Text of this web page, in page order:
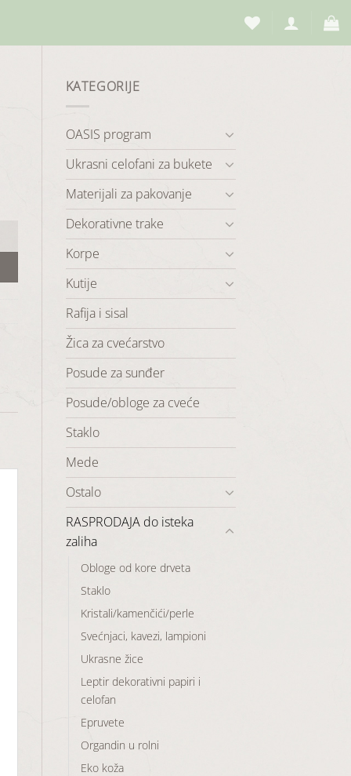
KATEGORIJE
OASIS program
Ukrasni celofani za bukete
Materijali za pakovanje
Dekorativne trake
Korpe
Kutije
Rafija i sisal
Žica za cvećarstvo
Posude za sunđer
Posude/obloge za cveće
Staklo
Mede
Ostalo
RASPRODAJA do isteka
zaliha
Obloge od kore drveta
Staklo
Kristali/kamenčići/perle
Svećnjaci, kavezi, lampioni
Ukrasne žice
Leptir dekorativni papiri i
celofan
Epruvete
Organdin u rolni
Eko koža